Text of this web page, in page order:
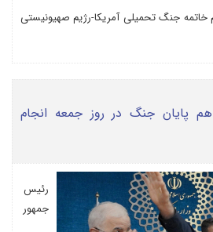
خاتمه جنگ تحمیلی آمریکا-رژیم صهیونیستی
پایان جنگ در روز جمعه انجام
رئیس
جمهور